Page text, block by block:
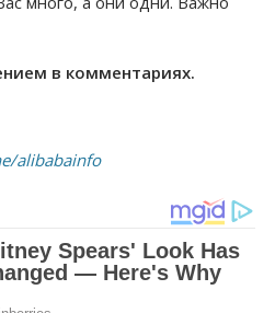
в комментариях.
alibabainfo